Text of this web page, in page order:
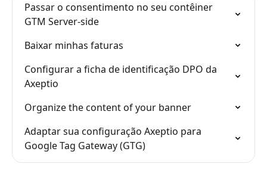
Passar o consentimento no seu contêiner
GTM Server-side
Baixar minhas faturas
Configurar a ficha de identificação DPO da
Axeptio
Organize the content of your banner
Adaptar sua configuração Axeptio para
Google Tag Gateway (GTG)